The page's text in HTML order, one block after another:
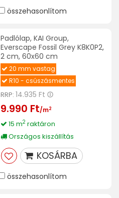
összehasonlítom
Padlólap, KAI Group,
Everscape Fossil Grey K8K0P2,
2 cm, 60x60 cm
20 mm vastag
R10 - csúszásmentes
RRP: 14.935 Ft
9.990 Ft/m2
15 m2raktáron
Országos kiszállítás
KOSÁRBA
összehasonlítom